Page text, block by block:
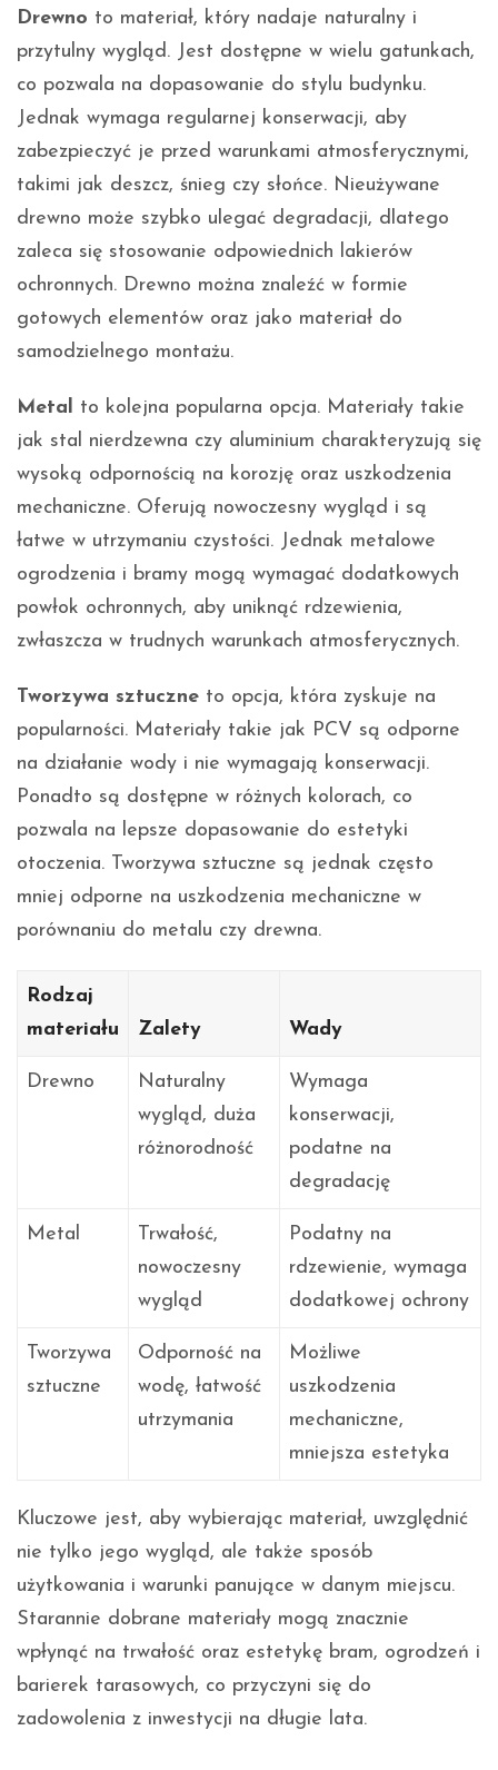
Drewno to materiał, który nadaje naturalny i
przytulny wygląd. Jest dostępne w wielu gatunkach,
co pozwala na dopasowanie do stylu budynku.
Jednak wymaga regularnej konserwacji, aby
zabezpieczyć je przed warunkami atmosferycznymi,
takimi jak deszcz, śnieg czy słońce. Nieużywane
drewno może szybko ulegać degradacji, dlatego
zaleca się stosowanie odpowiednich lakierów
ochronnych. Drewno można znaleźć w formie
gotowych elementów oraz jako materiał do
samodzielnego montażu.
Metal to kolejna popularna opcja. Materiały takie
jak stal nierdzewna czy aluminium charakteryzują się
wysoką odpornością na korozję oraz uszkodzenia
mechaniczne. Oferują nowoczesny wygląd i są
łatwe w utrzymaniu czystości. Jednak metalowe
ogrodzenia i bramy mogą wymagać dodatkowych
powłok ochronnych, aby uniknąć rdzewienia,
zwłaszcza w trudnych warunkach atmosferycznych.
Tworzywa sztuczne to opcja, która zyskuje na
popularności. Materiały takie jak PCV są odporne
na działanie wody i nie wymagają konserwacji.
Ponadto są dostępne w różnych kolorach, co
pozwala na lepsze dopasowanie do estetyki
otoczenia. Tworzywa sztuczne są jednak często
mniej odporne na uszkodzenia mechaniczne w
porównaniu do metalu czy drewna.
Rodzaj
materiału
Zalety Wady
Drewno
Naturalny
wygląd, duża
różnorodność
Wymaga
konserwacji,
podatne na
degradację
Metal
Trwałość,
nowoczesny
wygląd
Podatny na
rdzewienie, wymaga
dodatkowej ochrony
Tworzywa
sztuczne
Odporność na
wodę, łatwość
utrzymania
Możliwe
uszkodzenia
mechaniczne,
mniejsza estetyka
Kluczowe jest, aby wybierając materiał, uwzględnić
nie tylko jego wygląd, ale także sposób
użytkowania i warunki panujące w danym miejscu.
Starannie dobrane materiały mogą znacznie
wpłynąć na trwałość oraz estetykę bram, ogrodzeń i
barierek tarasowych, co przyczyni się do
zadowolenia z inwestycji na długie lata.